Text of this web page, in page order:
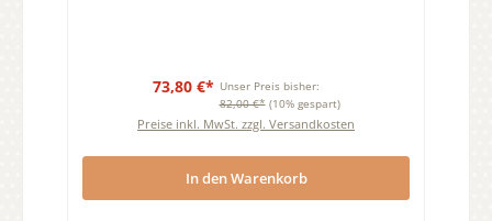
73,80 €* Unser Preis bisher:
82,00 €* (10% gespart)
Preise inkl. MwSt. zzgl. Versandkosten
In den Warenkorb